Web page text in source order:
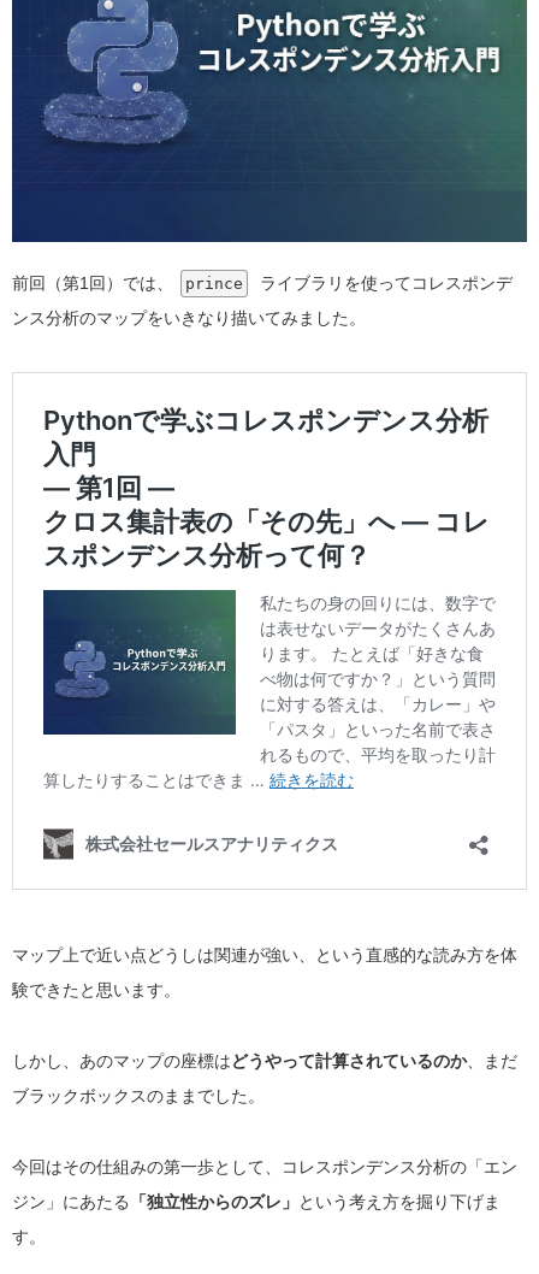
前回（第1回）では、 prince
ライブラリを使ってコレスポンデ
ンス分析のマップをいきなり描いてみました。
マップ上で近い点どうしは関連が強い、という直感的な読み方を体
験できたと思います。
しかし、あのマップの座標はどうやって計算されているのか、まだ
ブラックボックスのままでした。
今回はその仕組みの第一歩として、コレスポンデンス分析の「エン
ジン」にあたる
「独立性からのズレ」 という考え方を掘り下げま
す。